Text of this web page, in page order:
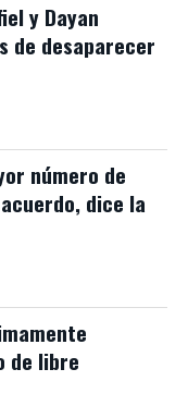
y Dayan
de desaparecer
número de
dice la
de libre